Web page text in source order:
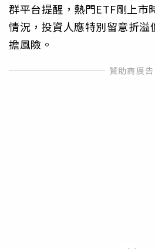
群平台提醒，熱門ETF剛上市
情況，投資人應特別留意折溢
擔風險。